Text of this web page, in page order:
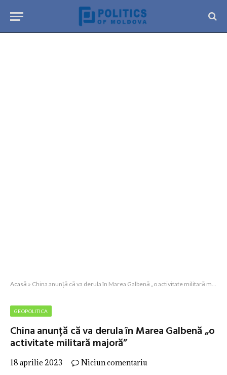
Acasă » China anunță că va derula în Marea Galbenă „o activitate militară majoră”
GEOPOLITICA
China anunță că va derula în Marea Galbenă „o
activitate militară majoră”
18 aprilie 2023 Niciun comentariu